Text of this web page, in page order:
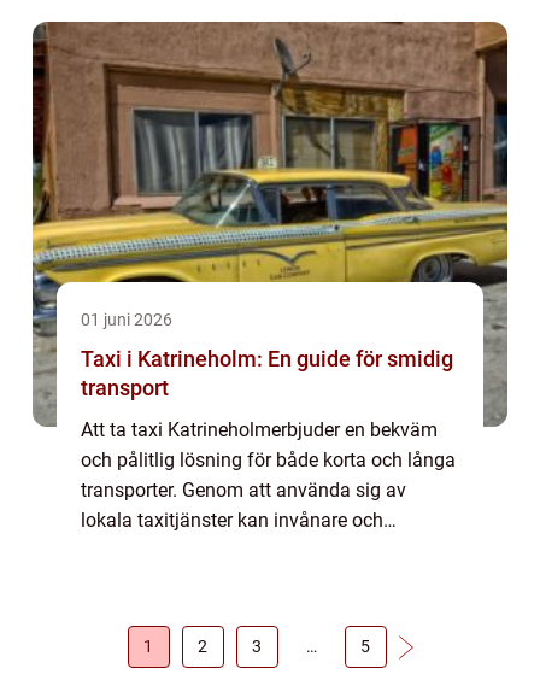
driftsäkerheten och skapa maskiner som är
enkla att tillverka...
01 juni 2026
Taxi i Katrineholm: En guide för smidig
transport
Att ta taxi Katrineholmerbjuder en bekväm
och pålitlig lösning för både korta och långa
transporter. Genom att använda sig av
lokala taxitjänster kan invånare och
1 2 3 … 5